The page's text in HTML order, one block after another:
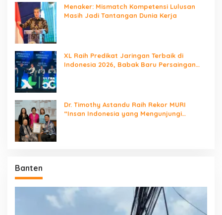
Menaker: Mismatch Kompetensi Lulusan
Masih Jadi Tantangan Dunia Kerja
XL Raih Predikat Jaringan Terbaik di
Indonesia 2026, Babak Baru Persaingan
Dr. Timothy Astandu Raih Rekor MURI
“Insan Indonesia yang Mengunjungi
Banten